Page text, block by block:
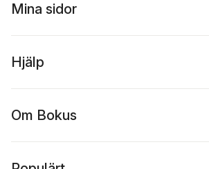
Mina sidor
Hjälp
Om Bokus